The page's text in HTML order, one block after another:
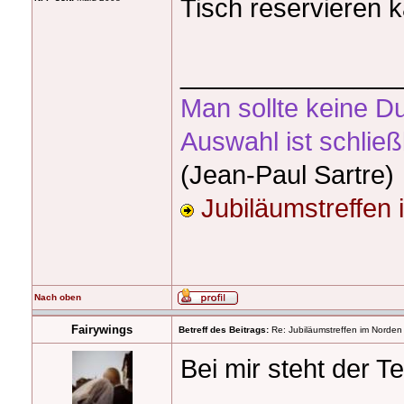
Tisch reservieren
Man sollte keine
Auswahl ist
(Jean-Paul Sartre)
Jubiläumstreffen
Nach oben
Fairywings Betreff des Beitrags: Re: Jubiläumstreffen im Norden
Bei mir steht der